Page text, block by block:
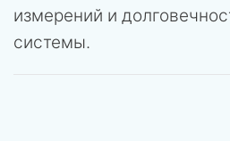
измерений и
системы.